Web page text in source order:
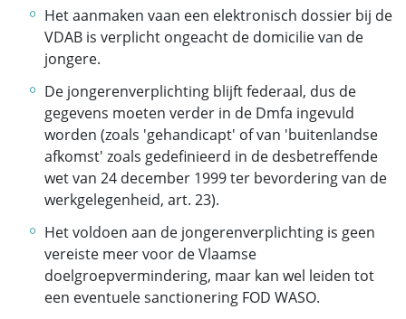
Het aanmaken vaan een elektronisch dossier bij de
VDAB is verplicht ongeacht de domicilie van de
jongere.
De jongerenverplichting blijft federaal, dus de
gegevens moeten verder in de Dmfa ingevuld
worden (zoals 'gehandicapt' of van 'buitenlandse
afkomst' zoals gedefinieerd in de desbetreffende
wet van 24 december 1999 ter bevordering van de
werkgelegenheid, art. 23).
Het voldoen aan de jongerenverplichting is geen
vereiste meer voor de Vlaamse
doelgroepvermindering, maar kan wel leiden tot
een eventuele sanctionering FOD WASO.